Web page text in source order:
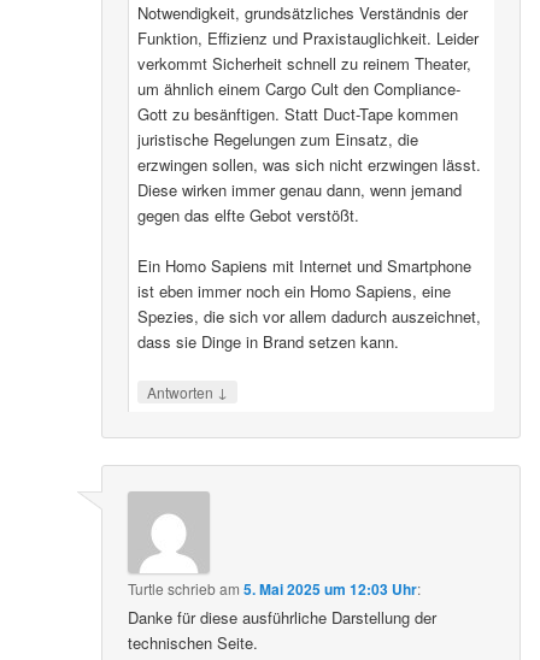
Notwendigkeit, grundsätzliches Verständnis der
Funktion, Effizienz und Praxistauglichkeit. Leider
verkommt Sicherheit schnell zu reinem Theater,
um ähnlich einem Cargo Cult den Compliance-
Gott zu besänftigen. Statt Duct-Tape kommen
juristische Regelungen zum Einsatz, die
erzwingen sollen, was sich nicht erzwingen lässt.
Diese wirken immer genau dann, wenn jemand
gegen das elfte Gebot verstößt.
Ein Homo Sapiens mit Internet und Smartphone
ist eben immer noch ein Homo Sapiens, eine
Spezies, die sich vor allem dadurch auszeichnet,
dass sie Dinge in Brand setzen kann.
Antworten ↓
Turtle schriebam5. Mai 2025 um 12:03 Uhr:
Danke für diese ausführliche Darstellung der
technischen Seite.